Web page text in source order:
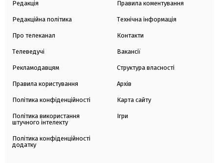
Редакція
Редакційна політика
Про телеканал
Телеведучі
Рекламодавцям
Правила користування
Політика конфіденційності
Політика використання
штучного інтелекту
Політика конфіденційності
додатку
Правила коментування
Технічна інформація
Контакти
Вакансії
Структура власності
Архів
Карта сайту
Ігри